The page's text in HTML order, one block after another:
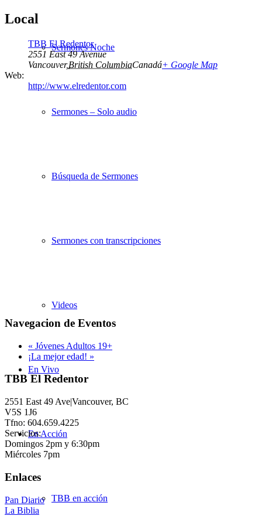
Sermones Noche
Sermones – Solo audio
Búsqueda de Sermones
Sermones con transcripciones
Videos
En Vivo
En Acción
TBB en acción
Local
TBB El Redentor
2551 East 49 Avenue
Vancouver,British ColumbiaCanadá+ Google Map
Web:
http://www.elredentor.com
Navegacion de Eventos
« Jóvenes Adultos 19+
¡La mejor edad! »
TBB El Redentor
2551 East 49 Ave|Vancouver, BC
V5S 1J6
Tfno: 604.659.4225
Servicios:
Domingos 2pm y 6:30pm
Miércoles 7pm
Enlaces
Pan Diario
La Biblia